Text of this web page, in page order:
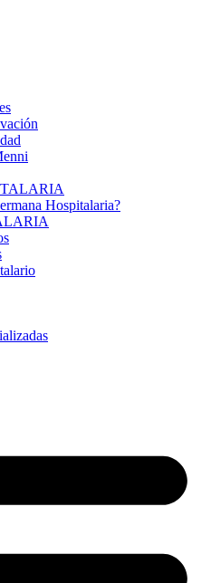
Hospitalaria?